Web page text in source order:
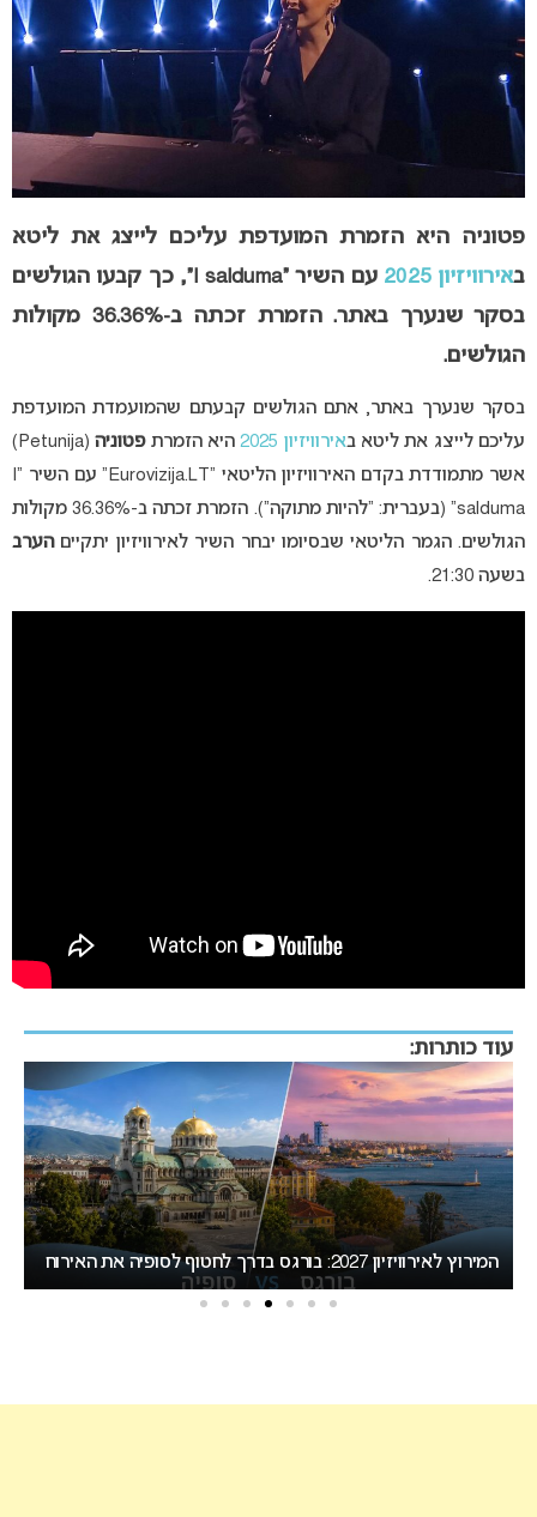
פטוניה היא הזמרת המועדפת עליכם לייצג את ליטא
באירוויזיון 2025 עם השיר “I salduma
“, כך קבעו הגולשים
בסקר שנערך באתר. הזמרת זכתה ב-36.36% מקולות
הגולשים.
בסקר שנערך באתר, אתם הגולשים קבעתם שהמועמדת המועדפת
עליכם לייצג את ליטא באירוויזיון 2025 היא הזמרת פטוניה
(Petunija)
אשר מתמודדת בקדם האירוויזיון הליטאי “Eurovizija.LT” עם השיר “I
salduma” (בעברית: “להיות מתוקה”). הזמרת זכתה ב-36.36% מקולות
הגולשים. הגמר הליטאי שבסיומו יבחר השיר לאירוויזיון יתקיים הערב
בשעה 21:30.
עוד כותרות:
המירוץ לאירוויזיון 2027: בורגס בדרך לחטוף לסופיה את האירוח